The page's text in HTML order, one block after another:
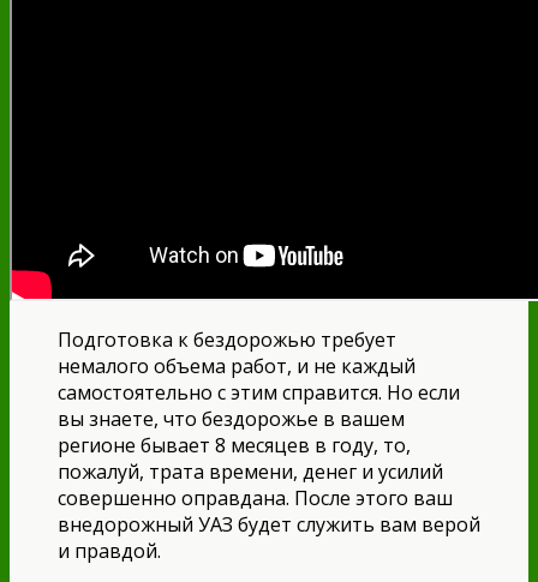
Подготовка к бездорожью требует
немалого объема работ, и не каждый
самостоятельно с этим справится. Но если
вы знаете, что бездорожье в вашем
регионе бывает 8 месяцев в году, то,
пожалуй, трата времени, денег и усилий
совершенно оправдана. После этого ваш
внедорожный УАЗ будет служить вам верой
и правдой.